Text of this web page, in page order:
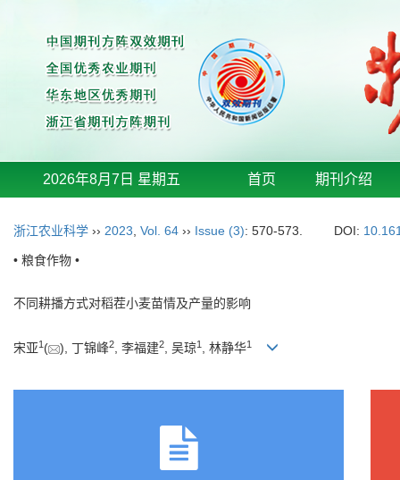
2026年8月7日 星期五 首页 期刊介绍
浙江农业科学 ›› 2023 Vol. 64 ›› Issue (3): 570-573. DOI:
• 粮食作物 •
不同耕播方式对稻茬小麦苗情及产量的影响
宋亚1 ( ), 丁锦峰2, 李福建2, 吴琼1 , 林静华1